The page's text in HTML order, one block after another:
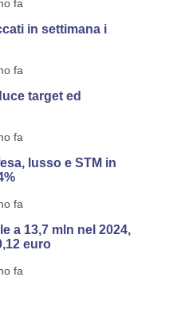
fa
in settimana i
fa
target ed
fa
lusso e STM in
fa
a 13,7 mln nel 2024,
euro
fa